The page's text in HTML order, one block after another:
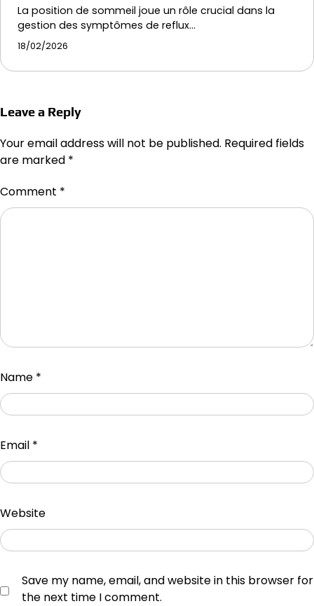
La position de sommeil joue un rôle crucial dans la
gestion des symptômes de reflux…
18/02/2026
Leave a Reply
Your email address will not be published. Required fields
are marked *
Comment *
Name *
Email *
Website
Save my name, email, and website in this browser for
the next time I comment.